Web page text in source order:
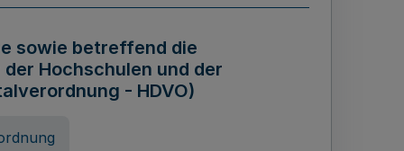
sowie betreffend die
Hochschulen und der
- HDVO)